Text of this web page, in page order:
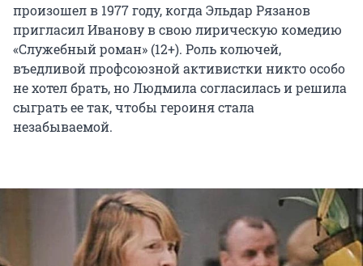
произошел в 1977 году, когда Эльдар Рязанов
пригласил Иванову в свою лирическую комедию
«Служебный роман» (12+). Роль колючей,
въедливой профсоюзной активистки никто особо
не хотел брать, но Людмила согласилась и решила
сыграть ее так, чтобы героиня стала
незабываемой.